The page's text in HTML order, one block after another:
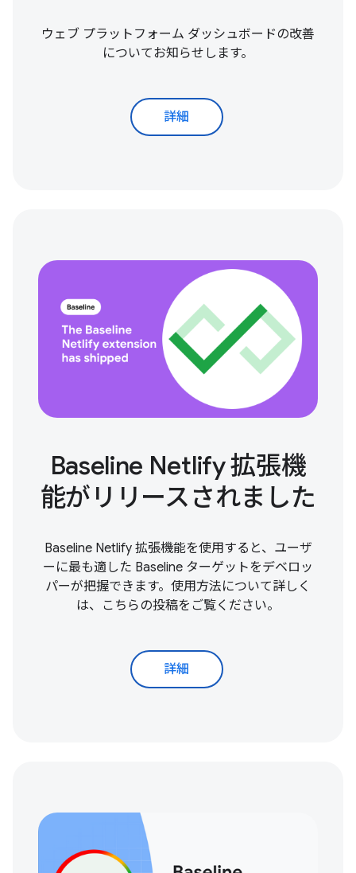
ウェブ プラットフォーム ダッシュボードの改善
についてお知らせします。
詳細
Baseline Netlify 拡張機
能がリリースされました
Baseline Netlify 拡張機能を使用すると、ユーザ
ーに最も適した Baseline ターゲットをデベロッ
パーが把握できます。使用方法について詳しく
は、こちらの投稿をご覧ください。
詳細